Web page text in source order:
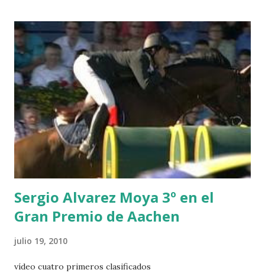
POWER - MILLAR 5 ARMANIE -VOORN 6 QUERLYBET
HERO -LEJAUNE 7 MO CHROI - O’BRIEN 8 CARMENA Z -
BREEN 9 JALLA DE GAVIERE -RAMZY AL DUHAMI 10
NOVEL -PHILIPPAERTS 3 triple 1 LATE NIGHT -LEVY 2 K
CLUB LADY -O’CONNOR 3 QUICK STUDY - HOUGH 4
LORENZO -AHLMANN 5 L’ESPOIR -GULLIKSEN 6
TOPINAMBOUR -LEPREVOST 7 WISCONSIN 111 -MOYA 8
INTERTOY Z - BRASH 9 HERALD –CORDON 10 SELDANA
DI CAMPALTO -SHARBATLY Vuelta Triunfal... el ganador
del Gran Premio en su vuelta de honor
Sergio Alvarez Moya 3º en el
Gran Premio de Aachen
julio 19, 2010
vídeo cuatro primeros clasificados